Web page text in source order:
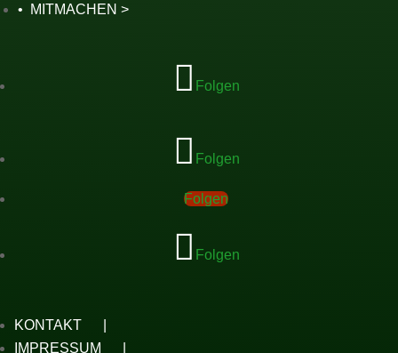
MITMACHEN
Folgen
Folgen
Folgen
Folgen
KONTAKT
IMPRESSUM